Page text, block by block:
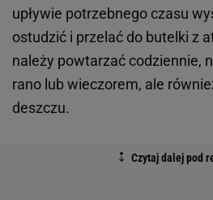
upływie potrzebnego czasu
ostudzić i przelać do butelki z
należy powtarzać codziennie,
rano lub wieczorem, ale
deszczu.